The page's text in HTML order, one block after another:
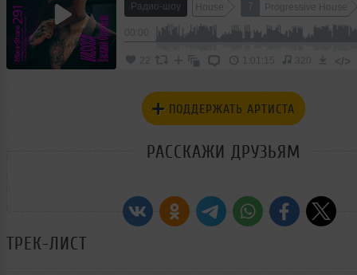
Радио-шоу House 7 Progressive House
22 1:01:15 320 </>
ПОДДЕРЖАТЬ АРТИСТА
РАССКАЖИ ДРУЗЬЯМ
ТРЕК-ЛИСТ